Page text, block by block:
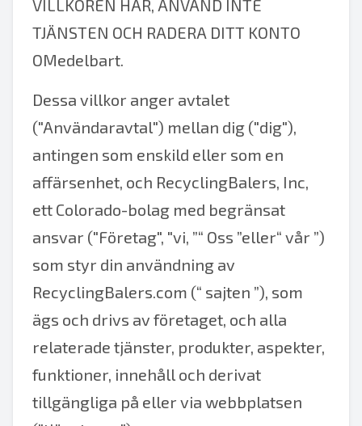
VILLKOREN HÄR, ANVÄND INTE
TJÄNSTEN OCH RADERA DITT KONTO
OMedelbart.
Dessa villkor anger avtalet
("Användaravtal") mellan dig ("dig"),
antingen som enskild eller som en
affärsenhet, och RecyclingBalers, Inc,
ett Colorado-bolag med begränsat
ansvar ("Företag", "vi, ”“ Oss ”eller“ vår ”)
som styr din användning av
RecyclingBalers.com (“ sajten ”), som
ägs och drivs av företaget, och alla
relaterade tjänster, produkter, aspekter,
funktioner, innehåll och derivat
tillgängliga på eller via webbplatsen